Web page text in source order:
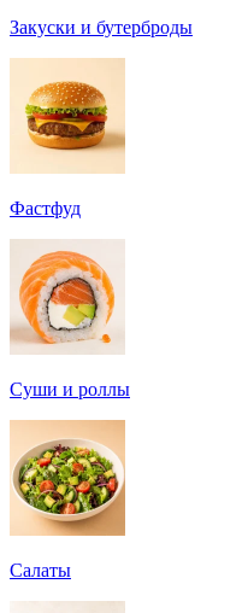
Закуски и бутерброды
Фастфуд
Суши и роллы
Салаты